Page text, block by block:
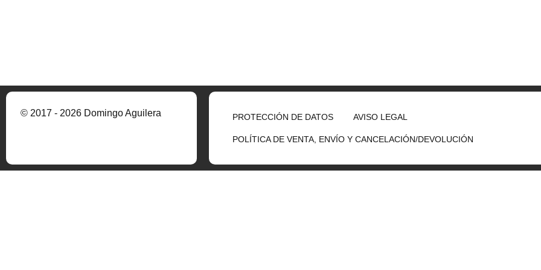
© 2017 - 2026 Domingo Aguilera PROTECCIÓN DE DATOS AVISO LEGAL
POLÍTICA DE VENTA, ENVÍO Y CANCELACIÓN/DEVOLUCIÓN